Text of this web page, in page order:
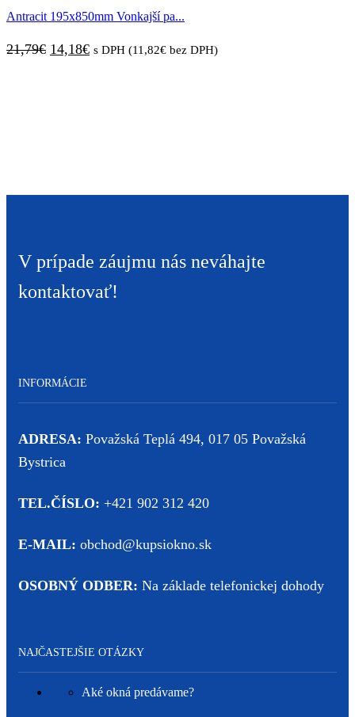
Antracit 195x850mm Vonkajší pa...
21,79€ 14,18€ s DPH (11,82€ bez DPH)
V prípade záujmu nás neváhajte
kontaktovať!
INFORMÁCIE
ADRESA: Považská Teplá 494, 017 05 Považská
Bystrica
TEL.ČÍSLO: +421 902 312 420
E-MAIL: obchod@kupsiokno.sk
OSOBNÝ ODBER: Na základe telefonickej dohody
NAJČASTEJŠIE OTÁZKY
Aké okná predávame?